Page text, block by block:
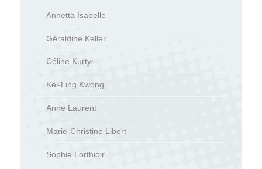
Annetta Isabelle
Géraldine Keller
Céline Kurtyi
Kei-Ling Kwong
Anne Laurent
Marie-Christine Libert
Sophie Lorthioir